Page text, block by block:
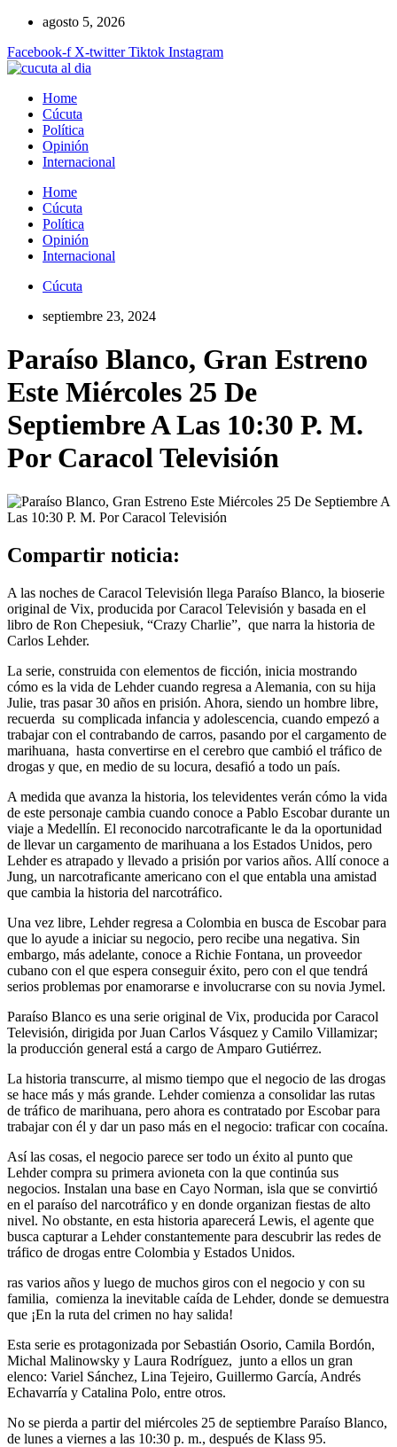
contenido
agosto 5, 2026
Facebook-f X-twitter Tiktok Instagram
Home
Cúcuta
Política
Opinión
Internacional
Home
Cúcuta
Política
Opinión
Internacional
Cúcuta
septiembre 23, 2024
Paraíso Blanco, Gran Estreno
Este Miércoles 25 De
Septiembre A Las 10:30 P. M.
Por Caracol Televisión
Compartir noticia:
A las noches de Caracol Televisión llega Paraíso Blanco, la bioserie
original de Vix, producida por Caracol Televisión y basada en el
libro de Ron Chepesiuk, “Crazy Charlie”, que narra la historia de
Carlos Lehder.
La serie, construida con elementos de ficción, inicia mostrando
cómo es la vida de Lehder cuando regresa a Alemania, con su hija
Julie, tras pasar 30 años en prisión. Ahora, siendo un hombre libre,
recuerda su complicada infancia y adolescencia, cuando empezó a
trabajar con el contrabando de carros, pasando por el cargamento de
marihuana, hasta convertirse en el cerebro que cambió el tráfico de
drogas y que, en medio de su locura, desafió a todo un país.
A medida que avanza la historia, los televidentes verán cómo la vida
de este personaje cambia cuando conoce a Pablo Escobar durante un
viaje a Medellín. El reconocido narcotraficante le da la oportunidad
de llevar un cargamento de marihuana a los Estados Unidos, pero
Lehder es atrapado y llevado a prisión por varios años. Allí conoce a
Jung, un narcotraficante americano con el que entabla una amistad
que cambia la historia del narcotráfico.
Una vez libre, Lehder regresa a Colombia en busca de Escobar para
que lo ayude a iniciar su negocio, pero recibe una negativa. Sin
embargo, más adelante, conoce a Richie Fontana, un proveedor
cubano con el que espera conseguir éxito, pero con el que tendrá
serios problemas por enamorarse e involucrarse con su novia Jymel.
Paraíso Blanco es una serie original de Vix, producida por Caracol
Televisión, dirigida por Juan Carlos Vásquez y Camilo Villamizar;
la producción general está a cargo de Amparo Gutiérrez.
La historia transcurre, al mismo tiempo que el negocio de las drogas
se hace más y más grande. Lehder comienza a consolidar las rutas
de tráfico de marihuana, pero ahora es contratado por Escobar para
trabajar con él y dar un paso más en el negocio: traficar con cocaína.
Así las cosas, el negocio parece ser todo un éxito al punto que
Lehder compra su primera avioneta con la que continúa sus
negocios. Instalan una base en Cayo Norman, isla que se convirtió
en el paraíso del narcotráfico y en donde organizan fiestas de alto
nivel. No obstante, en esta historia aparecerá Lewis, el agente que
busca capturar a Lehder constantemente para descubrir las redes de
tráfico de drogas entre Colombia y Estados Unidos.
ras varios años y luego de muchos giros con el negocio y con su
familia, comienza la inevitable caída de Lehder, donde se demuestra
que ¡En la ruta del crimen no hay salida!
Esta serie es protagonizada por Sebastián Osorio, Camila Bordón,
Michal Malinowsky y Laura Rodríguez, junto a ellos un gran
elenco: Variel Sánchez, Lina Tejeiro, Guillermo García, Andrés
Echavarría y Catalina Polo, entre otros.
No se pierda a partir del miércoles 25 de septiembre Paraíso Blanco,
de lunes a viernes a las 10:30 p. m., después de Klass 95.